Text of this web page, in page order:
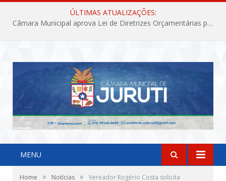
ÚLTIMAS ATUALIZAÇÕES:
Câmara Municipal aprova Lei de Diretrizes Orçamentárias para o exercício financeiro de 2027
MENU
Home » Notícias »
Vereador Rogério Costa solicita